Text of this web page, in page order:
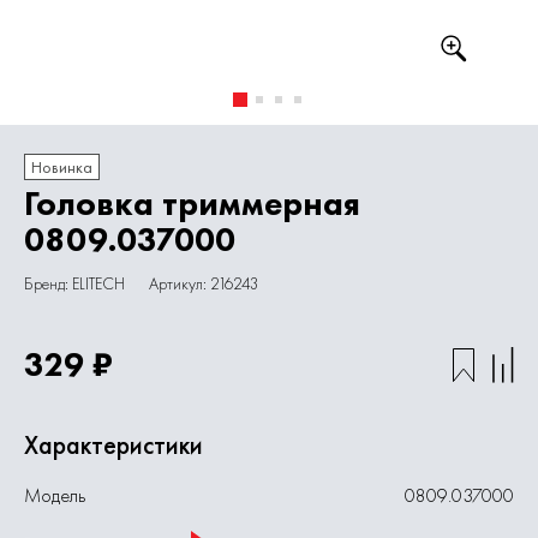
Новинка
Головка триммерная
0809.037000
Бренд: ELITECH Артикул: 216243
329 ₽
Характеристики
Модель 0809.037000